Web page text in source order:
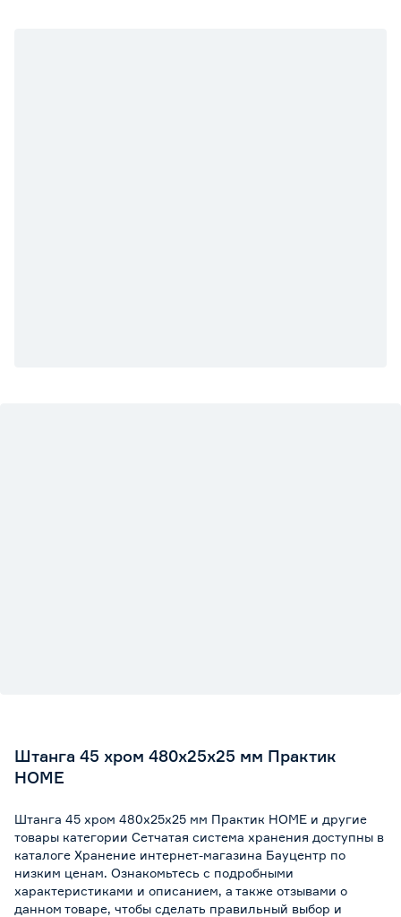
Штанга 45 хром 480х25x25 мм Практик
HOME
Штанга 45 хром 480х25x25 мм Практик HOME и другие
товары категории Сетчатая система хранения доступны в
каталоге Хранение интернет-магазина Бауцентр по
низким ценам. Ознакомьтесь с подробными
характеристиками и описанием, а также отзывами о
данном товаре, чтобы сделать правильный выбор и